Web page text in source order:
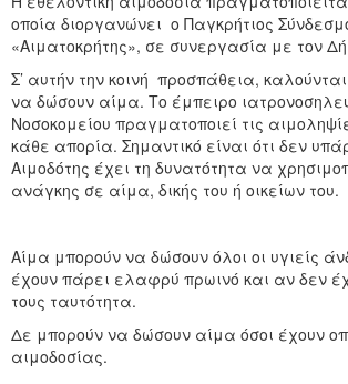
οποία διοργανώνει ο Παγκρήτιος
«Αιματοκρήτης», σε συνεργασία με τον
Σ’ αυτήν την κοινή προσπάθεια,
να δώσουν αίμα. Το έμπειρο
Νοσοκομείου πραγματοποιεί τις
κάθε απορία. Σημαντικό είναι ότι δεν
Αιμοδότης έχει τη δυνατότητα να
ανάγκης σε αίμα, δικής του ή οικείων του.
Αίμα μπορούν να δώσουν όλοι οι υγιείς
έχουν πάρει ελαφρύ πρωινό και αν δεν
τους ταυτότητα.
Δε μπορούν να δώσουν αίμα όσοι έχουν
αιμοδοσίας.